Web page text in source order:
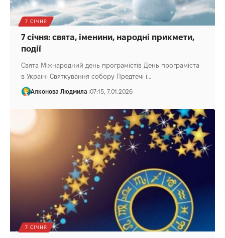
7 СІЧНЯ
7 січня: свята, іменини, народні прикмети,
події
Свята Міжнародний день програмістів День програміста
в Україні Святкування собору Предтечі і…
Алконова Людмила 07:15, 7.01.2026
7 СІЧНЯ